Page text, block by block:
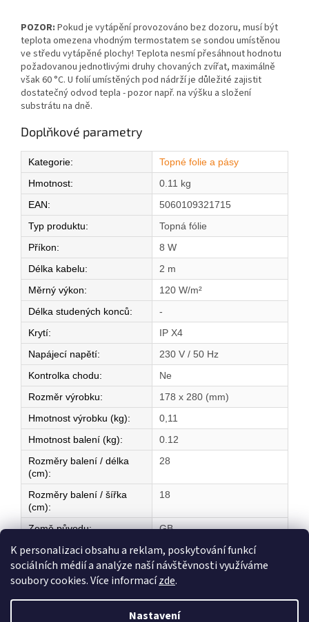
K personalizaci obsahu a reklam, poskytování funkcí
sociálních médií a analýze naší návštěvnosti využíváme
soubory cookies. Více informacízde.
Nastavení
POZOR: Pokud je vytápění provozováno bez dozoru, musí být
teplota omezena vhodným termostatem se sondou umístěnou
ve středu vytápěné plochy! Teplota nesmí přesáhnout hodnotu
požadovanou jednotlivými druhy chovaných zvířat, maximálně
však 60 °C. U folií umístěných pod nádrží je důležité zajistit
dostatečný odvod tepla - pozor např. na výšku a složení
substrátu na dně.
Doplňkové parametry
Kategorie:
Topné folie a pásy
Hmotnost:
0.11 kg
EAN:
5060109321715
Typ produktu:
Topná fólie
Příkon:
8 W
Délka kabelu:
2 m
Měrný výkon:
120 W/m²
Délka studených konců:
-
Krytí:
IP X4
Napájecí napětí:
230 V / 50 Hz
Kontrolka chodu:
Ne
Rozměr výrobku:
178 x 280 (mm)
Hmotnost výrobku (kg):
0,11
Hmotnost balení (kg):
0.12
Rozměry balení / délka
(cm):
28
Rozměry balení / šířka
(cm):
18
Země původu: GB